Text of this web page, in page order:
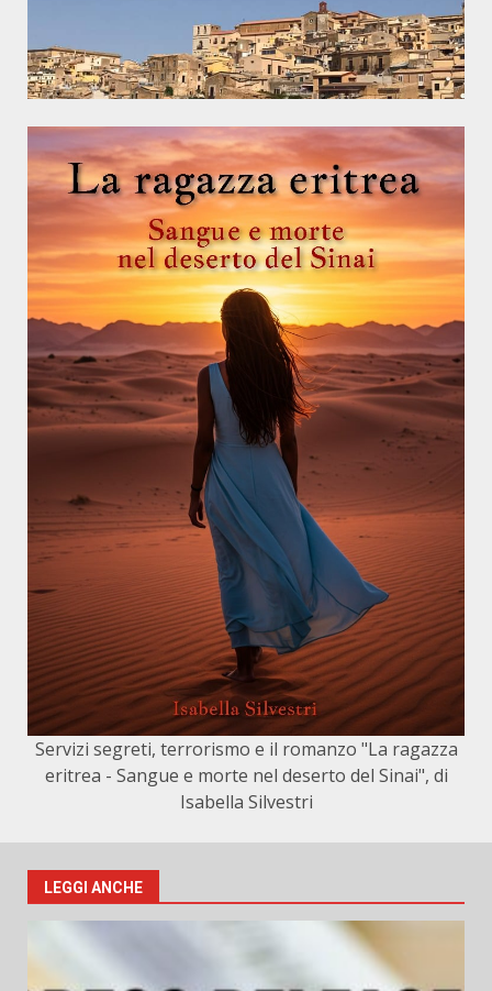
Servizi segreti, terrorismo e il romanzo "La ragazza
eritrea - Sangue e morte nel deserto del Sinai", di
Isabella Silvestri
LEGGI ANCHE